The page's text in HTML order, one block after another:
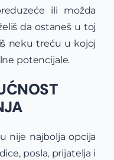
ili možda
da ostaneš u toj
neku treću u kojoj
potencijale.
nije najbolja opcija
posla, prijatelja i